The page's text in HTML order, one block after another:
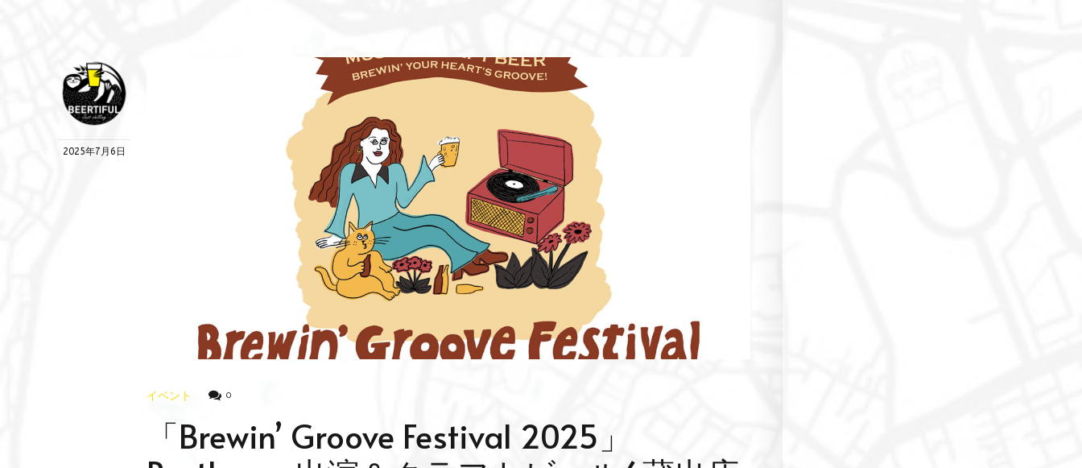
2025年7月6日
イベント 0
「Brewin’ Groove Festival 2025」